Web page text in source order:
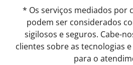
* Os serviços mediados por
podem ser considerados
sigilosos e seguros. Cabe-
clientes sobre as tecnologias
para o